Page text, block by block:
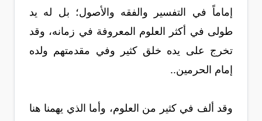
إماماً في التفسير والفقه والأصول؛ بل له يد
طولى في أكثر العلوم المعروفة في زمانه، وقد
تخرج على يده خلق كثير وفي مقدمتهم ولده
إمام الحرمين..
وقد ألف في كثير من العلوم، وأما الذي يهمنا هنا